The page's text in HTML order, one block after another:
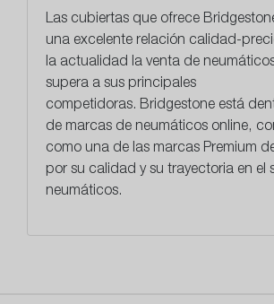
Las cubiertas que ofrece
una excelente relación calidad-
la actualidad la venta de
supera a sus principales
competidoras. Bridgestone está
de marcas de neumáticos online,
como una de las marcas Premium
por su calidad y su trayectoria en el
neumáticos.